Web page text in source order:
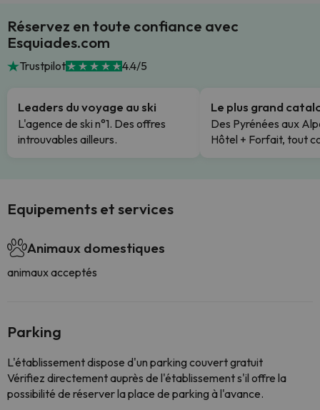
Réservez en toute confiance avec
Esquiades.com
Trustpilot 4.4/5
Leaders du voyage au ski
L'agence de ski n°1. Des offres
introuvables ailleurs.
Le plus grand
Des Pyrénées aux
Hôtel + Forfait, tout
Equipements et services
Animaux domestiques
animaux acceptés
Parking
L'établissement dispose d'un parking couvert gratuit
Vérifiez directement auprès de l'établissement s'il offre la
possibilité de réserver la place de parking à l'avance.